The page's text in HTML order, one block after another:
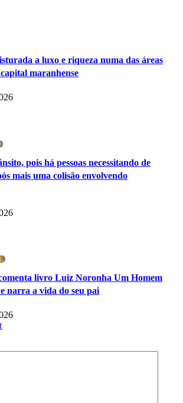
a luxo e riqueza numa das áreas
maranhense
pois há pessoas necessitando de
mais uma colisão envolvendo
livro Luiz Noronha Um Homem
narra a vida do seu pai